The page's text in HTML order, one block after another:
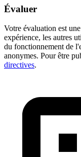
Évaluer
Votre évaluation est
expérience, les autres
du fonctionnement de
anonymes. Pour être
directives.